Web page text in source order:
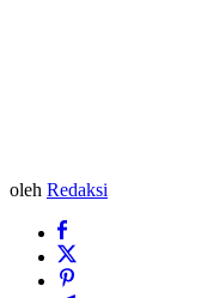
oleh Redaksi